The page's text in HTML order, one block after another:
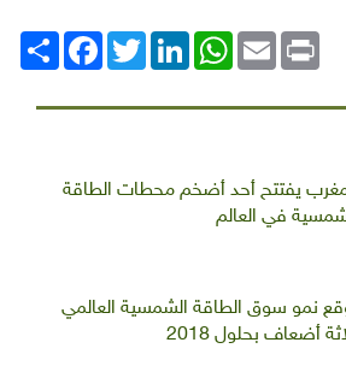
انشر
FacebookTwitterLinkedIn
WhatsAppEmail Print
يفتتح أحد أضخم محطات الطاقة
في العالم
نمو سوق الطاقة الشمسية العالمي
أضعاف بحلول 2018